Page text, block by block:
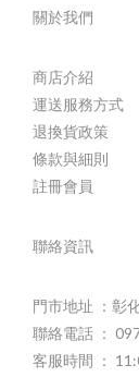
關於我們
商店介紹
運送服務方式
退換貨政策
條款與細則
註冊會員
聯絡資訊
門市地址 ：彰
聯絡電話 ：
客服時間 ：